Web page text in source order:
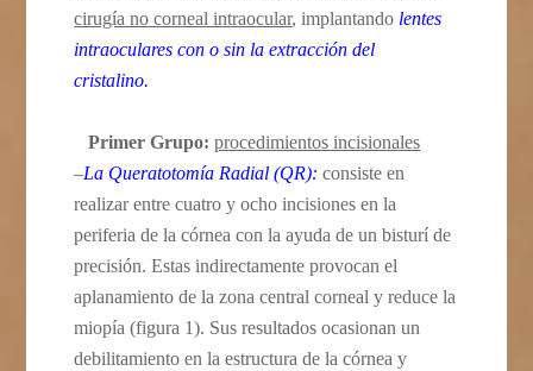
cirugía no corneal intraocular, implantando lentes
intraoculares con o sin la extracción del
cristalino.
Primer Grupo:procedimientos incisionales
–La Queratotomía Radial (QR): consiste en
realizar entre cuatro y ocho incisiones en la
periferia de la córnea con la ayuda de un bisturí de
precisión. Estas indirectamente provocan el
aplanamiento de la zona central corneal y reduce la
miopía (figura 1). Sus resultados ocasionan un
debilitamiento en la estructura de la córnea y